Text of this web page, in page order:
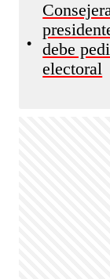
•
debe
electoral